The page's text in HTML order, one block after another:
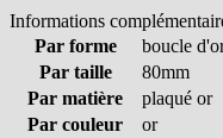
Informations
Par forme
boucle
Par taille
80mm
Par matière
plaqué or
Par couleur
or